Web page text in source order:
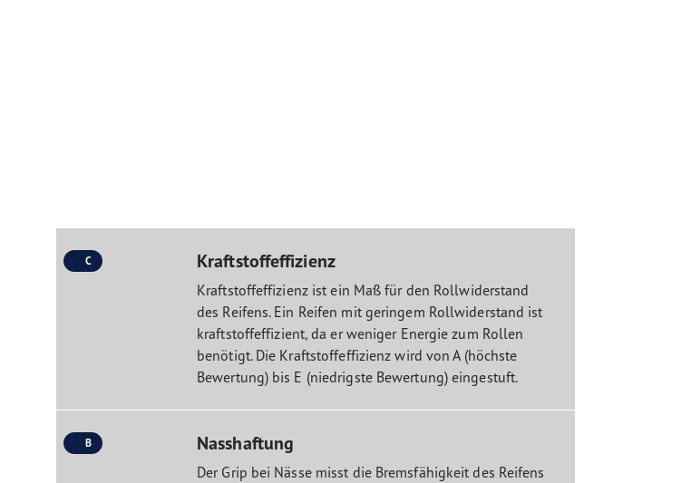
C Kraftstoffeffizienz
Kraftstoffeffizienz ist ein Maß für den Rollwiderstand
des Reifens. Ein Reifen mit geringem Rollwiderstand ist
kraftstoffeffizient, da er weniger Energie zum Rollen
benötigt. Die Kraftstoffeffizienz wird von A (höchste
Bewertung) bis E (niedrigste Bewertung) eingestuft.
B Nasshaftung
Der Grip bei Nässe misst die Bremsfähigkeit des Reifens